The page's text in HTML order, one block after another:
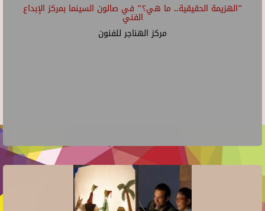
"الهزيمة الحقيقية.. ما هي؟" في صالون السينما بمركز الإبداع
الفني
مركز الهناجر للفنون